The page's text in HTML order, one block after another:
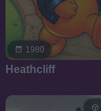
1980
Heathcliff